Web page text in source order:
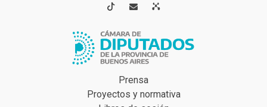
 
Prensa
Proyectos y normativa